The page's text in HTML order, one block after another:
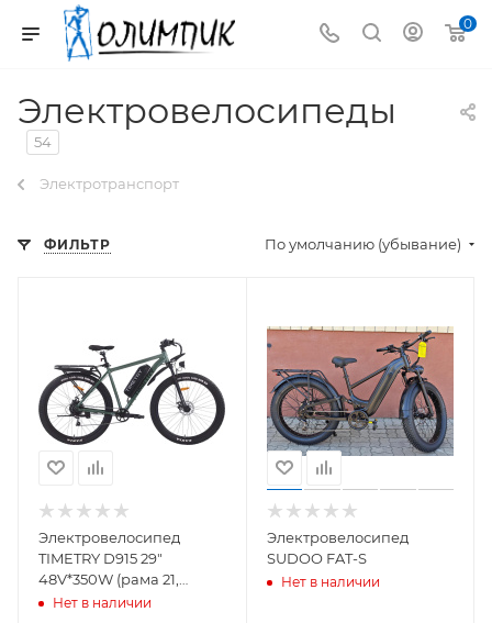
0
Электровелосипеды
54
Электротранспорт
ФИЛЬТР По умолчанию (убывание)
Электровелосипед
TIMETRY D915 29"
48V*350W (рама 21,
Зеленый)
Нет в наличии
Электровелосипед
SUDOO FAT-S
Нет в наличии